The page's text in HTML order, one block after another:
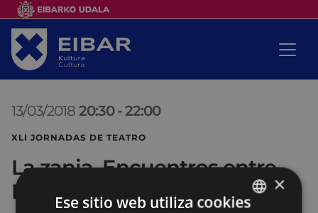
13/03/2018 20:30 -22:00
XLI JORNADAS DE TEATRO
La zanja. Encuentros entre
Europa y América
×
Ese sitio web utiliza cookies